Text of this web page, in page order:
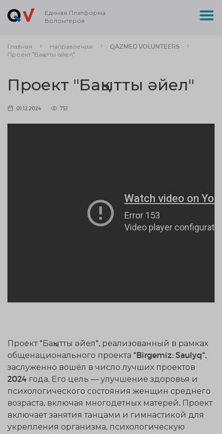
Единая Платформа
Волонтёров
Главная Направления
QAZMED VOLUNTEERS
Проект "Бақытты әйел"
Проект "Бақытты әйел"
01.12.2024 751
Проект "Бақытты әйел", реализованный в рамках
общенационального проекта "Birgemiz: Saulyq",
заслуженно вошёл в число лучших проектов
2024 года. Его цель — улучшение здоровья и
психологического состояния женщин среднего
возраста, включая многодетных матерей. Проект
включает занятия танцами и гимнастикой для
укрепления организма, психологическую